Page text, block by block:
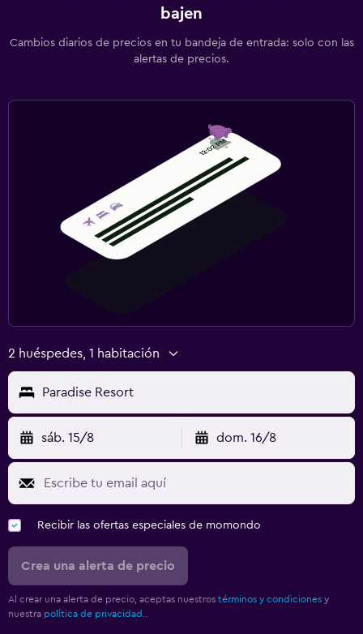
bajen
Cambios diarios de precios en tu bandeja de entrada: solo con las
alertas de precios.
2 huéspedes, 1 habitación
Paradise Resort
sáb. 15/8 dom. 16/8
Recibir las ofertas especiales de momondo
Crea una alerta de precio
Al crear una alerta de precio, aceptas nuestros términos y condiciones y
nuestra política de privacidad.